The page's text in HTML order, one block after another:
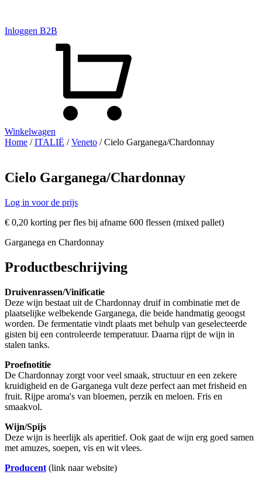
Inloggen B2B
Winkelwagen
Home /ITALIË /Veneto / Cielo Garganega/Chardonnay
Cielo Garganega/Chardonnay
Log in voor de prijs
€ 0,20 korting per fles bij afname 600 flessen (mixed pallet)
Garganega en Chardonnay
Productbeschrijving
Druivenrassen/Vinificatie
Deze wijn bestaat uit de Chardonnay druif in combinatie met de
plaatselijke welbekende Garganega, die beide handmatig geoogst
worden. De fermentatie vindt plaats met behulp van geselecteerde
gisten bij een controleerde temperatuur. Daarna rijpt de wijn in
stalen tanks.
Proefnotitie
De Chardonnay zorgt voor veel smaak, structuur en een zekere
kruidigheid en de Garganega vult deze perfect aan met frisheid en
fruit. Rijpe aroma's van bloemen, perzik en meloen. Fris en
smaakvol.
Wijn/Spijs
Deze wijn is heerlijk als aperitief. Ook gaat de wijn erg goed samen
met amuzes, soepen, vis en wit vlees.
Producent (link naar website)